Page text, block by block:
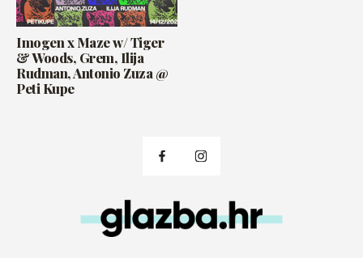
Imogen x Maze w/ Tiger
& Woods, Grem, Ilija
Rudman, Antonio Zuza @
Peti Kupe